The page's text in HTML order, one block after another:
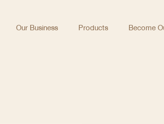
Our Business Products Become